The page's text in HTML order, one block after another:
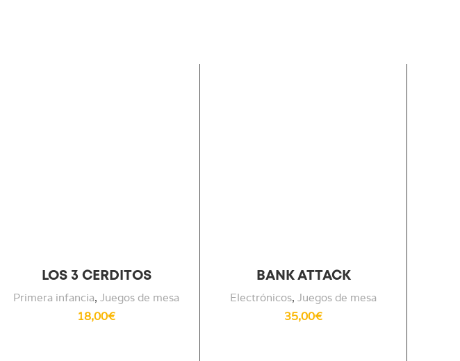
LOS 3 CERDITOS
Primera infancia, Juegos de mesa
18,00€
BANK ATTACK
Electrónicos, Juegos de mesa
35,00€